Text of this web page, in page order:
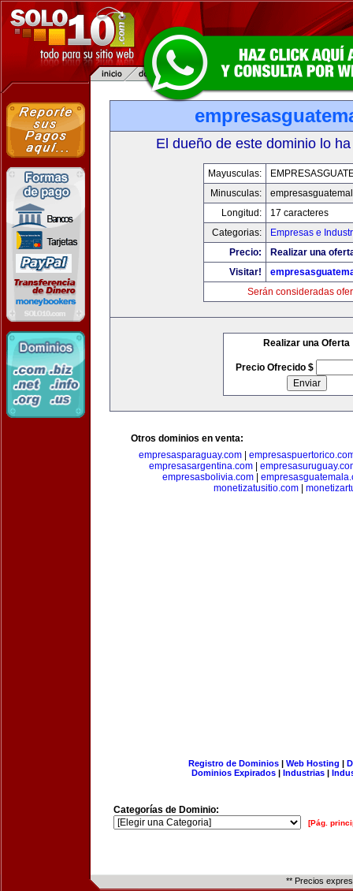
El dueño de este dominio lo
Mayusculas:
Minusculas:
Longitud:
17 caracteres
Categorias:
Empresas e
Precio:
Realizar una
Visitar!
Serán consideradas
Realizar una Oferta
Precio Ofrecido $
Otros dominios en venta:
empresasparaguay.com|
empresasargentina.com|
empresasbolivia.com
monetizatusitio.com
Registro de Dominios| Web Hosting |
Dominios Expirados | Industrias |
Categorías de Dominio:
[Pág.
** Precios